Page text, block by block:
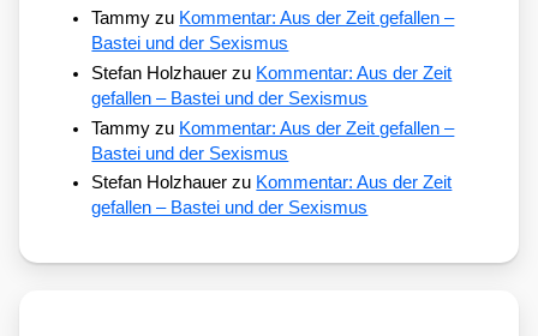
Tammy zu Kommentar: Aus der Zeit gefallen –
Bastei und der Sexismus
Stefan Holzhauer zu Kommentar: Aus der Zeit
gefallen – Bastei und der Sexismus
Tammy zu Kommentar: Aus der Zeit gefallen –
Bastei und der Sexismus
Stefan Holzhauer zu Kommentar: Aus der Zeit
gefallen – Bastei und der Sexismus